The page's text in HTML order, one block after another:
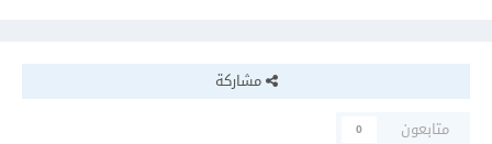
مشاركة
متابعون
0